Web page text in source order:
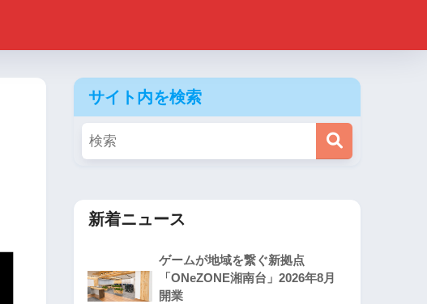
サイト内を検索
新着ニュース
ゲームが地域を繋ぐ新拠点
「ONeZONE湘南台」2026年8月
開業